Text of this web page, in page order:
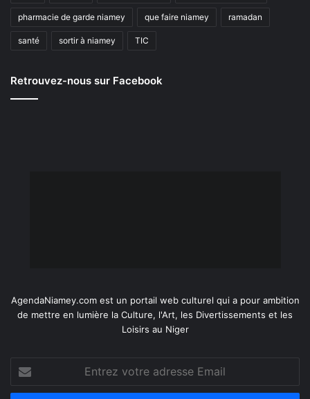
pharmacie de garde niamey que faire niamey ramadan
santé sortir à niamey TIC
Retrouvez-nous sur Facebook
AgendaNiamey.com est un portail web culturel qui a pour ambition
de mettre en lumière la Culture, l'Art, les Divertissements et les
Loisirs au Niger
Entrez
votre
adresse